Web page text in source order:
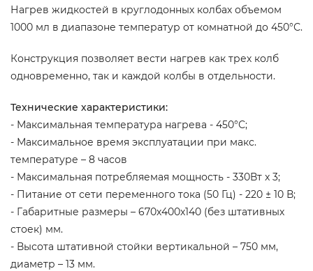
Нагрев жидкостей в круглодонных колбах объемом
1000 мл в диапазоне температур от комнатной до 450°С.
Конструкция позволяет вести нагрев как трех колб
одновременно, так и каждой колбы в отдельности.
Технические характеристики:
- Максимальная температура нагрева - 450°С;
- Максимальное время эксплуатации при макс.
температуре – 8 часов
- Максимальная потребляемая мощность - 330Вт x 3;
- Питание от сети переменного тока (50 Гц) - 220 ± 10 В;
- Габаритные размеры – 670х400х140 (без штативных
стоек) мм.
- Высота штативной стойки вертикальной – 750 мм,
диаметр – 13 мм.